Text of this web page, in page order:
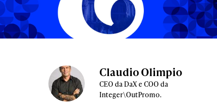
Claudio Olimpio
CEO da DaX e COO da
Integer\OutPromo.